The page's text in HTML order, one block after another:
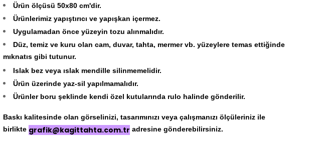
Ürün ölçüsü 50x80 cm'dir.
Ürünlerimiz yapıştırıcı ve yapışkan içermez.
Uygulamadan önce yüzeyin tozu alınmalıdır.
Düz, temiz ve kuru olan cam, duvar, tahta, mermer vb. yüzeylere temas ettiğinde
mıknatıs gibi tutunur.
Islak bez veya ıslak mendille silinmemelidir.
Ürün üzerinde yaz-sil yapılmamalıdır.
Ürünler boru şeklinde kendi özel kutularında rulo halinde gönderilir.
Baskı kalitesinde olan görselinizi, tasarımınızı veya çalışmanızı ölçüleriniz ile
birlikte grafik@kagittahta.com.tr adresine gönderebilirsiniz.